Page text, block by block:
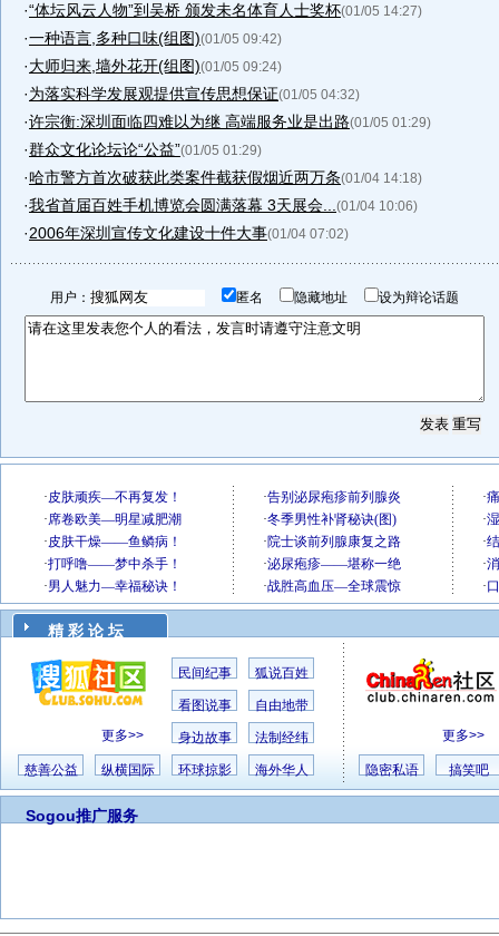
·“体坛风云人物”到吴桥 颁发未名体育人士奖杯(01/05 14:27)
·一种语言,多种口味(组图)(01/05 09:42)
·大师归来,墙外花开(组图)(01/05 09:24)
·为落实科学发展观提供宣传思想保证(01/05 04:32)
·许宗衡:深圳面临四难以为继 高端服务业是出路(01/05 01:29)
·群众文化论坛论“公益”(01/05 01:29)
·哈市警方首次破获此类案件截获假烟近两万条(01/04 14:18)
·我省首届百姓手机博览会圆满落幕 3天展会... (01/04 10:06)
·2006年深圳宣传文化建设十件大事(01/04 07:02)
用户： 匿名 隐藏地址 设为辩论话题
精 彩 论 坛
更多>>
民间纪事 狐说百姓
看图说事 自由地带
身边故事 法制经纬
慈善公益 纵横国际 环球掠影 海外华人
更多>>
隐密私语 搞笑吧
Sogou推广服务